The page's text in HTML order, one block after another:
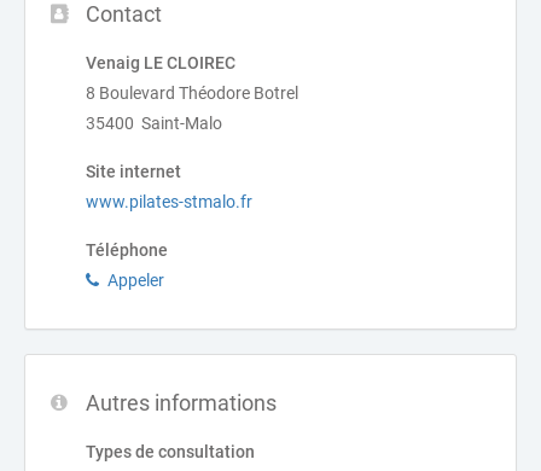
Contact
Venaig LE CLOIREC
8 Boulevard Théodore Botrel
35400 Saint-Malo
Site internet
www.pilates-stmalo.fr
Téléphone
Appeler
Autres informations
Types de consultation